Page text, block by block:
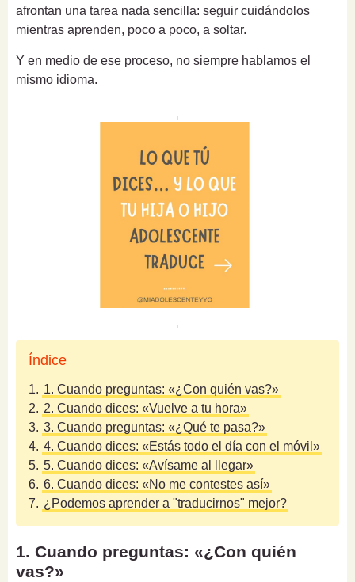
afrontan una tarea nada sencilla: seguir cuidándolos
mientras aprenden, poco a poco, a soltar.
Y en medio de ese proceso, no siempre hablamos el
mismo idioma.
Índice
1. 1. Cuando preguntas: «¿Con quién vas?»
2. 2. Cuando dices: «Vuelve a tu hora»
3. 3. Cuando preguntas: «¿Qué te pasa?»
4. 4. Cuando dices: «Estás todo el día con el móvil»
5. 5. Cuando dices: «Avísame al llegar»
6. 6. Cuando dices: «No me contestes así»
7. ¿Podemos aprender a "traducirnos" mejor?
1. Cuando preguntas: «¿Con quién
vas?»